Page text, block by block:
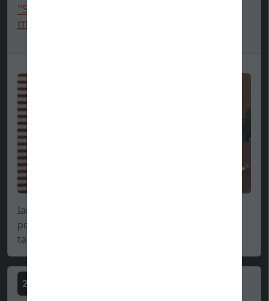
"Strollovo zranenie je falošné, robia
miesto pre Verstappena...
Ian Parkes, novinár New York Times, vo svojom
podcaste informoval o veľmi šokujúcej fáme. Je
taká šo...
2025-06-06